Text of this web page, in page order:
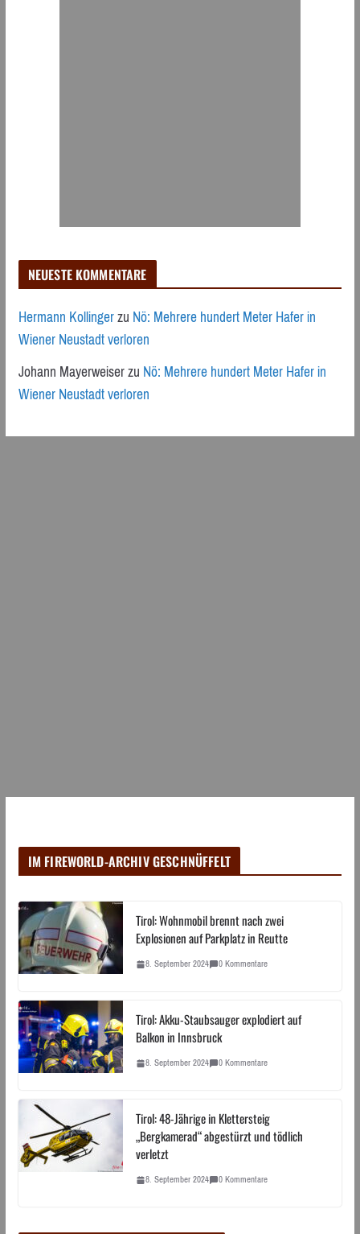
NEUESTE KOMMENTARE
Hermann KollingerzuNö: Mehrere hundert Meter Hafer in
Wiener Neustadt verloren
Johann MayerweiserzuNö: Mehrere hundert Meter Hafer in
Wiener Neustadt verloren
IM FIREWORLD-ARCHIV GESCHNÜFFELT
Tirol: Wohnmobil brennt nach zwei
Explosionen auf Parkplatz in Reutte
8. September 2024 0 Kommentare
Tirol: Akku-Staubsauger explodiert auf
Balkon in Innsbruck
8. September 2024 0 Kommentare
Tirol: 48-Jährige in Klettersteig
„Bergkamerad“ abgestürzt und tödlich
verletzt
8. September 2024 0 Kommentare